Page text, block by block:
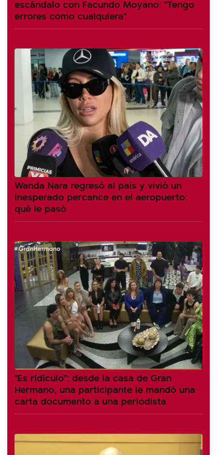
escándalo con Facundo Moyano: "Tengo
errores como cualquiera"
Wanda Nara regresó al país y vivió un
inesperado percance en el aeropuerto:
qué le pasó
"Es ridículo": desde la casa de Gran
Hermano, una participante le mandó una
carta documento a una periodista